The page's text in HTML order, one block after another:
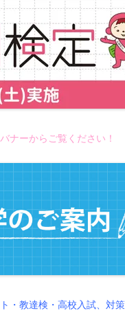
ナーからご覧ください！
・教達検・高校入試、対